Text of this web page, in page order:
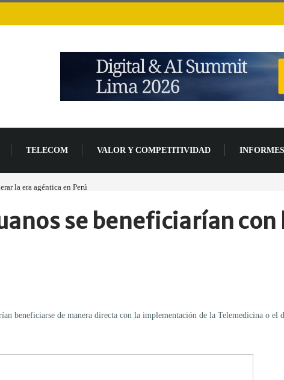
TELECOM VALOR Y COMPETITIVIDAD INFORMES
la era agéntica en Perú
se beneficiarían
beneficiarse de manera directa con la implementación de la Telemedicina o